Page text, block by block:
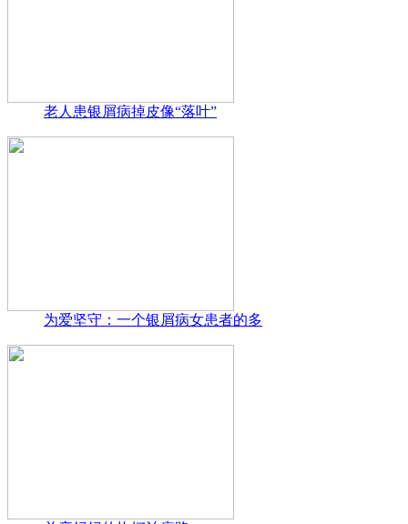
老人患银屑病掉皮像“落叶”
为爱坚守：一个银屑病女患者的多